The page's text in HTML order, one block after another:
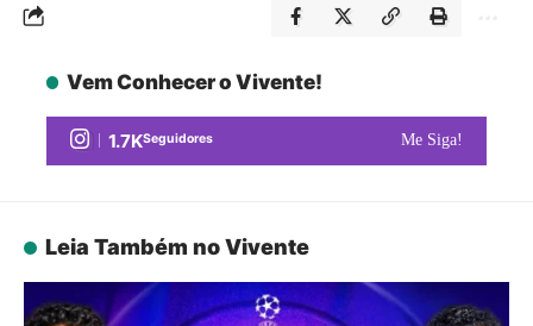
Vem Conhecer o Vivente!
1.7KSeguidores Me Siga!
Leia Também no Vivente